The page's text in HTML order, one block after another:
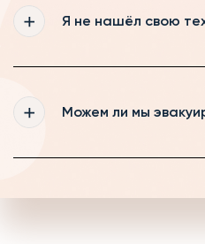
диагностика
если же вы
Я не нашёл свою
удалось найти
с радостью Вас
Можем ли мы
устранить